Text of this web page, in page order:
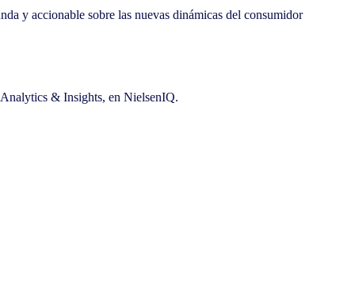
y accionable sobre las nuevas dinámicas del consumidor
& Insights, en NielsenIQ.